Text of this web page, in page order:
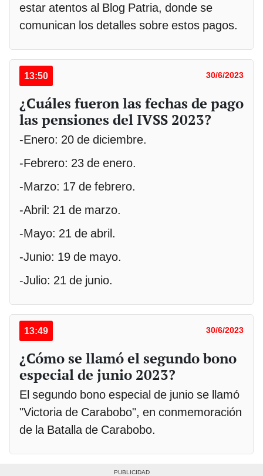
estar atentos al Blog Patria, donde se
comunican los detalles sobre estos pagos.
13:50 30/6/2023
¿Cuáles fueron las fechas de pago
las pensiones del IVSS 2023?
-Enero: 20 de diciembre.
-Febrero: 23 de enero.
-Marzo: 17 de febrero.
-Abril: 21 de marzo.
-Mayo: 21 de abril.
-Junio: 19 de mayo.
-Julio: 21 de junio.
13:49 30/6/2023
¿Cómo se llamó el segundo bono
especial de junio 2023?
El segundo bono especial de junio se llamó
"Victoria de Carabobo", en conmemoración
de la Batalla de Carabobo.